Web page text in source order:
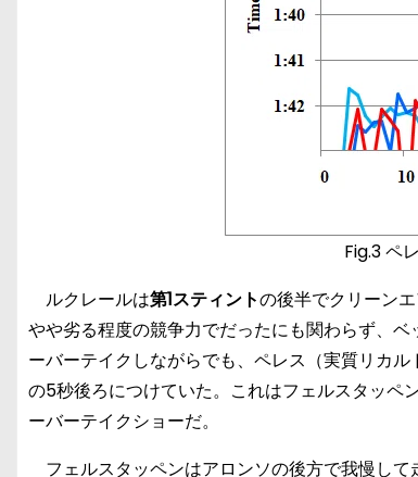
Fig.3 ペ
ルクレールは第1スティントの後半でクリーン
やや劣る程度の競争力でだったにも関わらず、
ーバーテイクしながらでも、ペレス（実質リカ
の5秒後ろにつけていた。これはフェルスタッペ
ーバーテイクショーだ。
フェルスタッペンはアロンソの後方で我慢し